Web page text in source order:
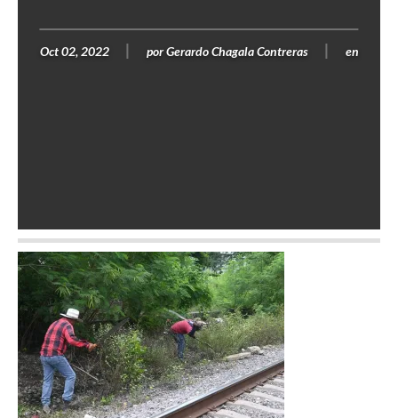
Oct 02, 2022 por Gerardo Chagala Contreras en